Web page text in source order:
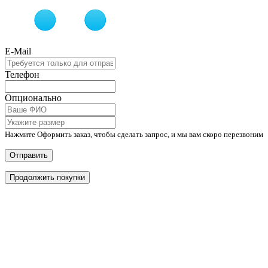
E-Mail
Телефон
Опционально
Нажмите Оформить заказ, чтобы сделать запрос, и мы вам скоро перезвоним
Отправить
Продолжить покупки